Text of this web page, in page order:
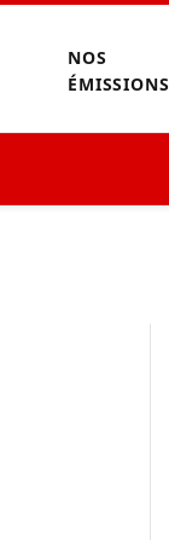
NOS
ÉMISSIONS